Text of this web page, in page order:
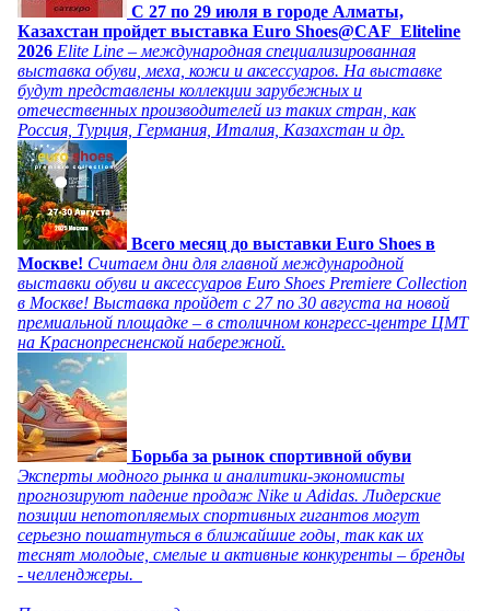
C 27 по 29 июля в городе Алматы,
Казахстан пройдет выставка Euro Shoes@CAF_Eliteline
2026 Elite Line – международная специализированная
выставка обуви, меха, кожи и аксессуаров. На выставке
будут представлены коллекции зарубежных и
отечественных производителей из таких стран, как
Россия, Турция, Германия, Италия, Казахстан и др.
Всего месяц до выставки Euro Shoes в
Москве! Считаем дни для главной международной
выставки обуви и аксессуаров Euro Shoes Premiere Collection
в Москве! Выставка пройдет с 27 по 30 августа на новой
премиальной площадке – в столичном конгресс-центре ЦМТ
на Краснопресненской набережной.
Борьба за рынок спортивной обуви
Эксперты модного рынка и аналитики-экономисты
прогнозируют падение продаж Nike и Adidas. Лидерские
позиции непотопляемых спортивных гигантов могут
серьезно пошатнуться в ближайшие годы, так как их
теснят молодые, смелые и активные конкуренты – бренды
- челленджеры.